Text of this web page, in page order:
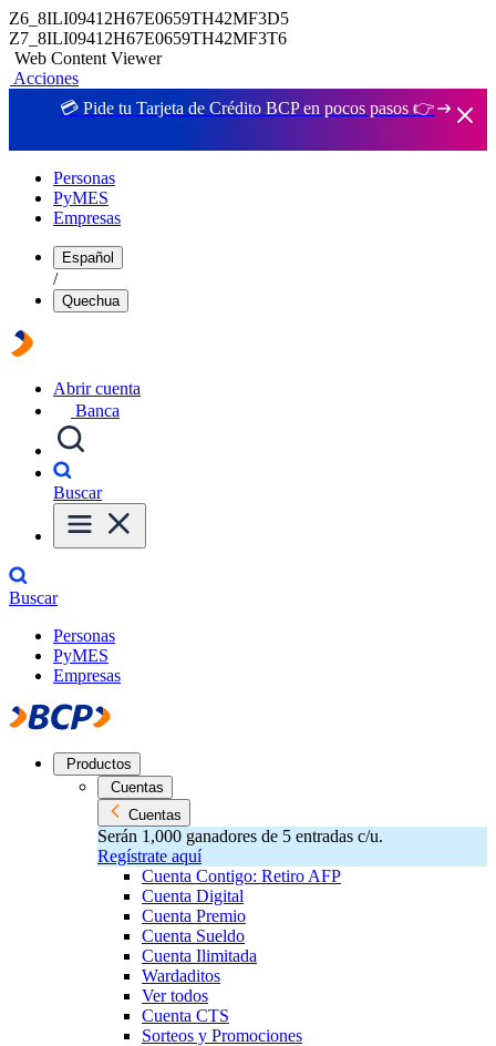
Z6_8ILI09412H67E0659TH42MF3D5
Z7_8ILI09412H67E0659TH42MF3T6
Web Content Viewer
Acciones
💳 Pide tu Tarjeta de Crédito BCP en pocos pasos 👉
Personas
PyMES
Empresas
Español
/
Quechua
Abrir cuenta
Banca
Buscar
Buscar
Personas
PyMES
Empresas
Productos
Cuentas
Cuentas
Serán 1,000 ganadores de 5 entradas c/u.
Regístrate aquí
Cuenta Contigo: Retiro AFP
Cuenta Digital
Cuenta Premio
Cuenta Sueldo
Cuenta Ilimitada
Wardaditos
Ver todos
Cuenta CTS
Sorteos y Promociones